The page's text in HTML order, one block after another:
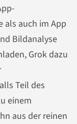
als auch im App
Bildanalyse
Grok dazu
Teil des
einem
aus der reinen